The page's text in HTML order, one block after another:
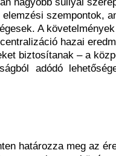
szempontok,
A
hazai
biztosítanak – a
adódó
határozza meg az